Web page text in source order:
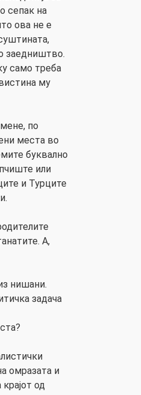
сепак на
ова не е
заедништво.
само треба
му
по
места во
буквално
или
и Турците
А,
нишани.
задача
омразата и
од